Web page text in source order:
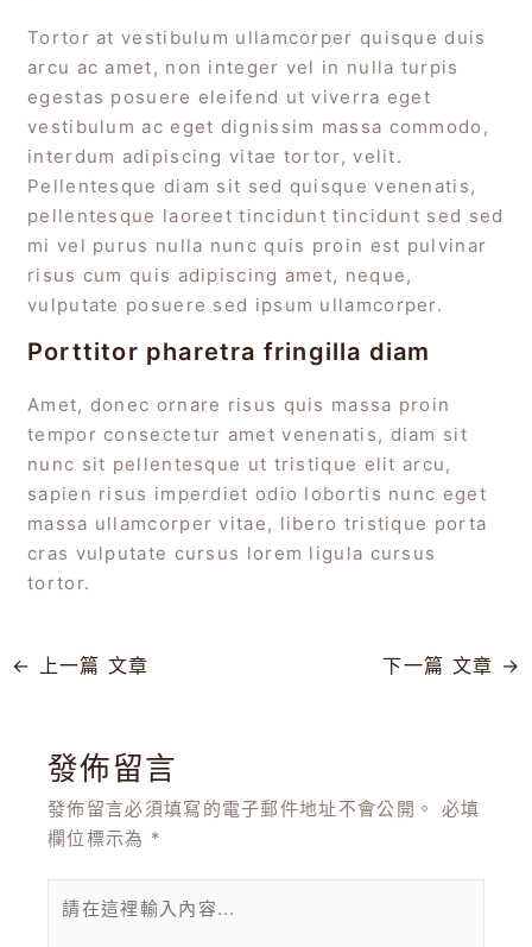
Tortor at vestibulum ullamcorper quisque duis
arcu ac amet, non integer vel in nulla turpis
egestas posuere eleifend ut viverra eget
vestibulum ac eget dignissim massa commodo,
interdum adipiscing vitae tortor, velit.
Pellentesque diam sit sed quisque venenatis,
pellentesque laoreet tincidunt tincidunt sed sed
mi vel purus nulla nunc quis proin est pulvinar
risus cum quis adipiscing amet, neque,
vulputate posuere sed ipsum ullamcorper.
Porttitor pharetra fringilla diam
Amet, donec ornare risus quis massa proin
tempor consectetur amet venenatis, diam sit
nunc sit pellentesque ut tristique elit arcu,
sapien risus imperdiet odio lobortis nunc eget
massa ullamcorper vitae, libero tristique porta
cras vulputate cursus lorem ligula cursus
tortor.
← 上一篇 文章 下一篇 文章 →
發佈留言
發佈留言必須填寫的電子郵件地址不會公開。
必填
欄位標示為 *
在